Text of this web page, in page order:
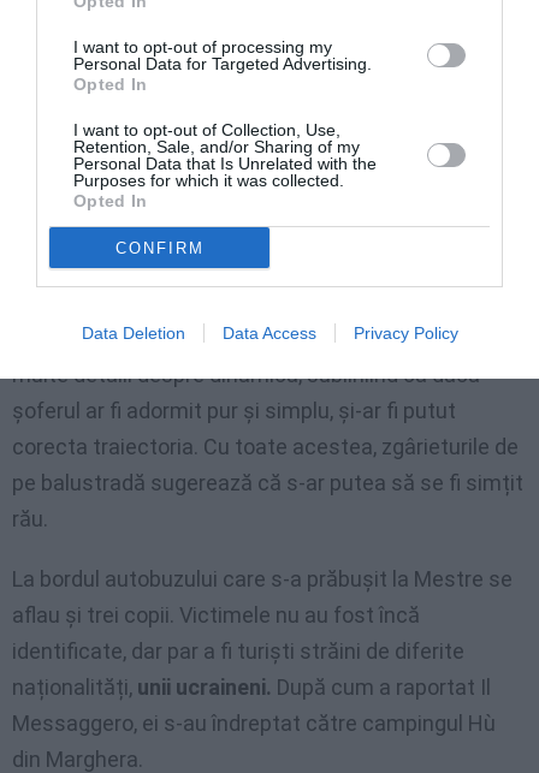
I want to opt-out of processing my
Personal Data for Targeted Advertising.
Opted In
I want to opt-out of Collection, Use,
Retention, Sale, and/or Sharing of my
Personal Data that Is Unrelated with the
Purposes for which it was collected.
Opted In
CONFIRM
Data Deletion Data Access Privacy Policy
— Virginia (@virgivirgivivi)
October 3, 2023
Accident la Mestre, manevră anormală
de autobuz
locale din Veneția , Marco Agostini , a oferit mai
multe detalii despre dinamică, subliniind că dacă
șoferul ar fi adormit pur și simplu, și-ar fi putut
corecta traiectoria. Cu toate acestea, zgârieturile de
pe balustradă sugerează că s-ar putea să se fi simțit
rău.
La bordul autobuzului care s-a prăbușit la Mestre se
aflau și trei copii. Victimele nu au fost încă
identificate, dar par a fi turiști străini de diferite
naționalități, unii ucraineni. După cum a raportat Il
Messaggero, ei s-au îndreptat către campingul Hù
din Marghera.